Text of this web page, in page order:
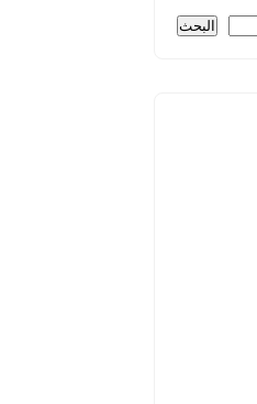
البحث